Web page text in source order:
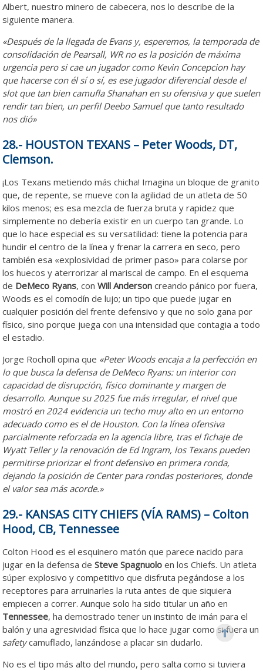
Albert, nuestro minero de cabecera, nos lo describe de la
siguiente manera.
«Después de la llegada de Evans y, esperemos, la temporada de
consolidación de Pearsall, WR no es la posición de máxima
urgencia pero si cae un jugador como Kevin Concepcion hay
que hacerse con él sí o sí, es ese jugador diferencial desde el
slot que tan bien camufla Shanahan en su ofensiva y que suelen
rendir tan bien, un perfil Deebo Samuel que tanto resultado
nos dió»
28.- HOUSTON TEXANS – Peter Woods, DT,
Clemson.
¡Los Texans metiendo más chicha! Imagina un bloque de granito
que, de repente, se mueve con la agilidad de un atleta de 50
kilos menos; es esa mezcla de fuerza bruta y rapidez que
simplemente no debería existir en un cuerpo tan grande. Lo
que lo hace especial es su versatilidad: tiene la potencia para
hundir el centro de la línea y frenar la carrera en seco, pero
también esa «explosividad de primer paso» para colarse por
los huecos y aterrorizar al mariscal de campo. En el esquema
de DeMeco Ryans, conWill Anderson creando pánico por fuera,
Woods es el comodín de lujo; un tipo que puede jugar en
cualquier posición del frente defensivo y que no solo gana por
físico, sino porque juega con una intensidad que contagia a todo
el estadio.
Jorge Rocholl opina que «Peter Woods encaja a la perfección en
lo que busca la defensa de DeMeco Ryans: un interior con
capacidad de disrupción, físico dominante y margen de
desarrollo. Aunque su 2025 fue más irregular, el nivel que
mostró en 2024 evidencia un techo muy alto en un entorno
adecuado como es el de Houston. Con la línea ofensiva
parcialmente reforzada en la agencia libre, tras el fichaje de
Wyatt Teller y la renovación de Ed Ingram, los Texans pueden
permitirse priorizar el front defensivo en primera ronda,
dejando la posición de Center para rondas posteriores, donde
el valor sea más acorde.»
29.- KANSAS CITY CHIEFS (VÍA RAMS) – Colton
Hood, CB, Tennessee
Colton Hood es el esquinero matón que parece nacido para
jugar en la defensa deSteve Spagnuolo en los Chiefs. Un atleta
súper explosivo y competitivo que disfruta pegándose a los
receptores para arruinarles la ruta antes de que siquiera
empiecen a correr. Aunque solo ha sido titular un año en
Tennessee, ha demostrado tener un instinto de imán para el
balón y una agresividad física que lo hace jugar como si fuera un
safetycamuflado, lanzándose a placar sin dudarlo.
No es el tipo más alto del mundo, pero salta como si tuviera